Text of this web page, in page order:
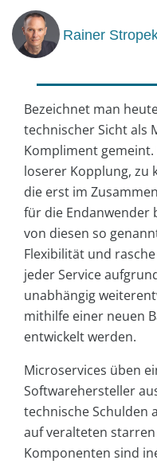
Rainer
Bezeichnet man
technischer Sicht als
Kompliment
loserer Kopplung, zu
die erst im
für die Endanwender
von diesen so
Flexibilität und
jeder Service
unabhängig
mithilfe einer neuen
entwickelt werden.
Microservices üben
Softwarehersteller
technische Schulden
auf veralteten
Komponenten sind